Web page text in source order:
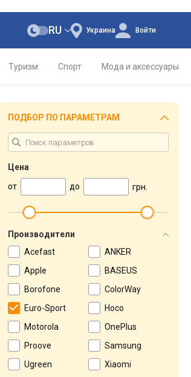
Украина
RU Войти
Туризм Спорт Мода и аксессуары
ПОДБОР ПО ПАРАМЕТРАМ
Цена
от
до грн.
Производители
Acefast
ANKER
Apple
BASEUS
Borofone
ColorWay
Euro-Sport
Hoco
Motorola
OnePlus
Proove
Samsung
Ugreen
Xiaomi